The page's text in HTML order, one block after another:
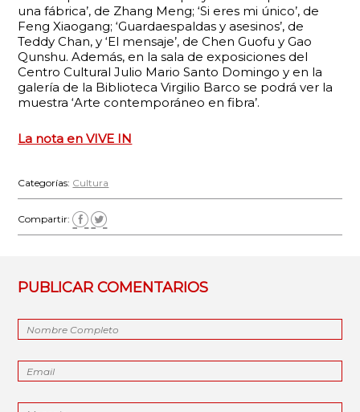
una fábrica’, de Zhang Meng; ‘Si eres mi único’, de
Feng Xiaogang; ‘Guardaespaldas y asesinos’, de
Teddy Chan, y ‘El mensaje’, de Chen Guofu y Gao
Qunshu. Además, en la sala de exposiciones del
Centro Cultural Julio Mario Santo Domingo y en la
galería de la Biblioteca Virgilio Barco se podrá ver la
muestra ‘Arte contemporáneo en fibra’.
La nota en VIVE IN
Categorías: Cultura
Compartir:
PUBLICAR COMENTARIOS